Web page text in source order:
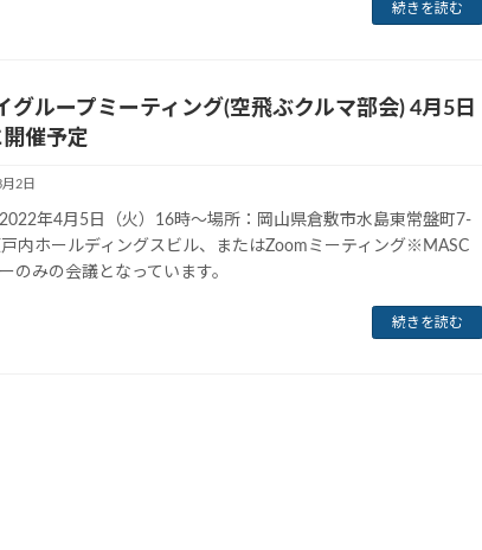
続きを読む
グループミーティング(空飛ぶクルマ部会) 4月5日
催予定
2日
年4月5日（火）16時～場所：岡山県倉敷市水島東常盤町7-
内ホールディングスビル、またはZoomミーティング※MASC
のみの会議となっています。
続きを読む